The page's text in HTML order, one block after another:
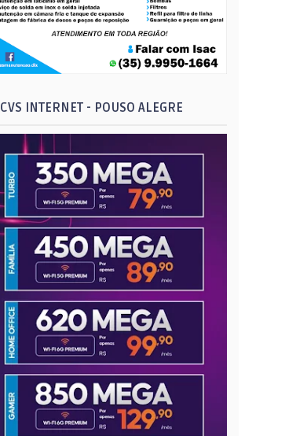
CVS INTERNET - POUSO ALEGRE